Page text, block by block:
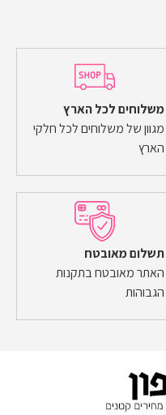
משלוחים לכל הארץ
מגוון של משלוחים לכל חלקי
הארץ
תשלום מאובטח
האתר מאובטח בתקנות
הגבוהות